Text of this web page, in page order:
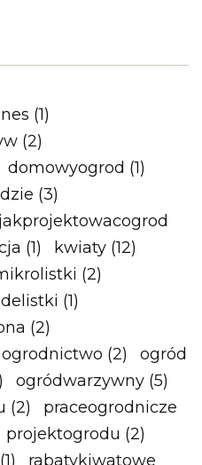
(1)
(2)
domowyogrod (1)
(3)
jakprojektowacogrod
(1) kwiaty (12)
(2)
(1)
(2)
ogrodnictwo (2)
ogród
ogródwarzywny (5)
(2)
praceogrodnicze
projektogrodu (2)
(1)
rabatykiwatowe